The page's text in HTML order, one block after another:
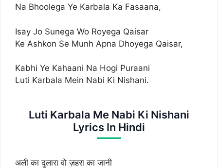
Na Bhoolega Ye Karbala Ka Fasaana,
Isay Jo Sunega Wo Royega Qaisar
Ke Ashkon Se Munh Apna Dhoyega Qaisar,
Kabhi Ye Kahaani Na Hogi Puraani
Luti Karbala Mein Nabi Ki Nishani.
Luti Karbala Me Nabi Ki Nishani
Lyrics In Hindi
अली का दुलारा वो ज़हरा का जानी